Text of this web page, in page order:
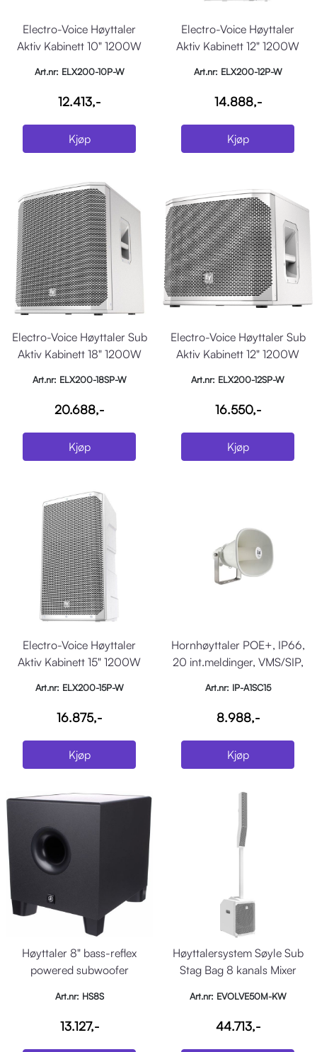
Electro-Voice Høyttaler
Aktiv Kabinett 10" 1200W
Art.nr: ELX200-10P-W
12.413,-
Kjøp
Electro-Voice Høyttaler
Aktiv Kabinett 12" 1200W
Art.nr: ELX200-12P-W
14.888,-
Kjøp
Electro-Voice Høyttaler Sub
Aktiv Kabinett 18" 1200W
Art.nr: ELX200-18SP-W
20.688,-
Kjøp
Electro-Voice Høyttaler Sub
Aktiv Kabinett 12" 1200W
Art.nr: ELX200-12SP-W
16.550,-
Kjøp
Electro-Voice Høyttaler
Aktiv Kabinett 15" 1200W
Art.nr: ELX200-15P-W
16.875,-
Kjøp
Hornhøyttaler POE+, IP66,
20 int.meldinger, VMS/SIP,
Art.nr: IP-A1SC15
8.988,-
Kjøp
Høyttaler 8" bass-reflex
powered subwoofer
Art.nr: HS8S
13.127,-
Høyttalersystem Søyle Sub
Stag Bag 8 kanals Mixer
Art.nr: EVOLVE50M-KW
44.713,-